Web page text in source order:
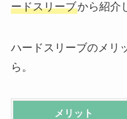
ードスリーブから紹介
ハードスリーブのメリ
ら。
メリット